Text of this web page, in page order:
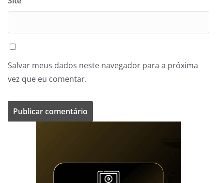
Salvar meus dados neste navegador para a próxima
vez que eu comentar.